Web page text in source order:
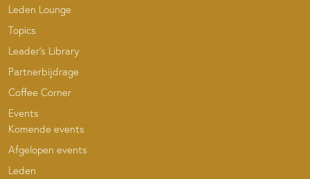
Leden Lounge
Topics
Leader’s Library
Partnerbijdrage
Coffee Corner
Events
Komende events
Afgelopen events
Leden